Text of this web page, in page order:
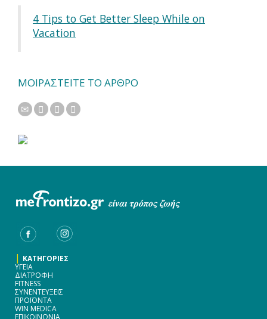
4 Tips to Get Better Sleep While on
Vacation
ΜΟΙΡΑΣΤΕΙΤΕ ΤΟ ΑΡΘΡΟ
| ΚΑΤΗΓΟΡΙΕΣ
ΥΓΕΙΑ
ΔΙΑΤΡΟΦΗ
FITNESS
ΣΥΝΕΝΤΕΥΞΕΙΣ
ΠΡΟΪΟΝΤΑ
WIN MEDICA
ΕΠΙΚΟΙΝΩΝΙΑ